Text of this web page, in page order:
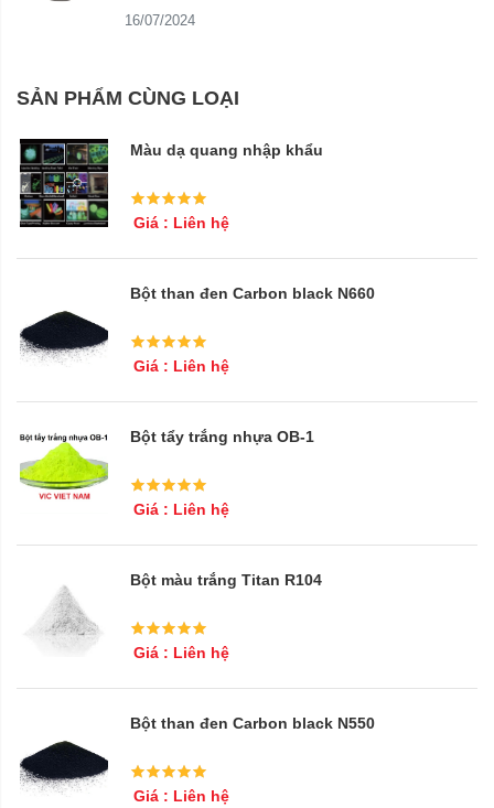
16/07/2024
SẢN PHẨM CÙNG LOẠI
Màu dạ quang nhập khẩu
Giá : Liên hệ
Bột than đen Carbon black N660
Giá : Liên hệ
Bột tẩy trắng nhựa OB-1
Giá : Liên hệ
Bột màu trắng Titan R104
Giá : Liên hệ
Bột than đen Carbon black N550
Giá : Liên hệ